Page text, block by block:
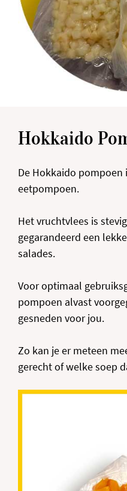
Hokkaido
De Hokkaido pompoen
eetpompoen.
Het vruchtvlees is
gegarandeerd een
salades.
Voor optimaal
pompoen alvast
gesneden voor jou.
Zo kan je er meteen
gerecht of welke soep